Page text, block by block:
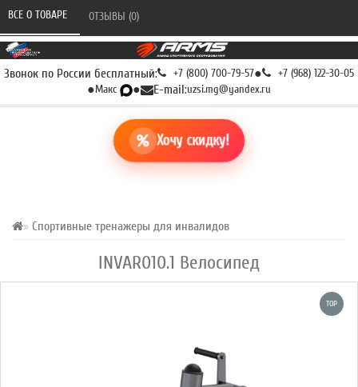
Звонок по России бесплатный: +7 (800) 700-79-57● +7 (968) 122-30-05
●Макс ● E-mail:uzsi.mg@yandex.ru
Хочу скидку!
Спортивные тренажеры для инвалидов
INVAR010.1 Велосипед
ВСЕ О ТОВАРЕ ОТЗЫВЫ (0)
TOP